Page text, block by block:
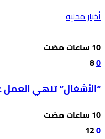
أخبار محليه
0
8
“الأشغال” تنهي
0
12